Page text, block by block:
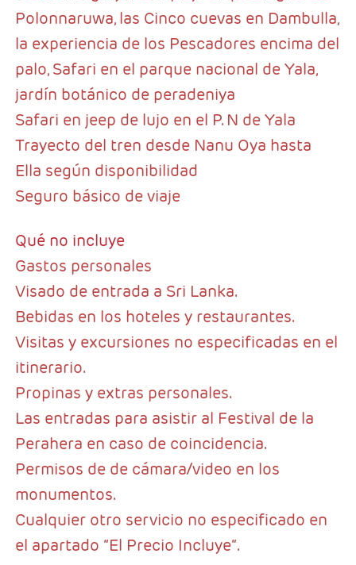
Polonnaruwa, las Cinco cuevas en Dambulla,
la experiencia de los Pescadores encima del
palo, Safari en el parque nacional de Yala,
jardín botánico de peradeniya
Safari en jeep de lujo en el P. N de Yala
Trayecto del tren desde Nanu Oya hasta
Ella según disponibilidad
Seguro básico de viaje
Qué no incluye
Gastos personales
Visado de entrada a Sri Lanka.
Bebidas en los hoteles y restaurantes.
Visitas y excursiones no especificadas en el
itinerario.
Propinas y extras personales.
Las entradas para asistir al Festival de la
Perahera en caso de coincidencia.
Permisos de de cámara/video en los
monumentos.
Cualquier otro servicio no especificado en
el apartado “El Precio Incluye“.